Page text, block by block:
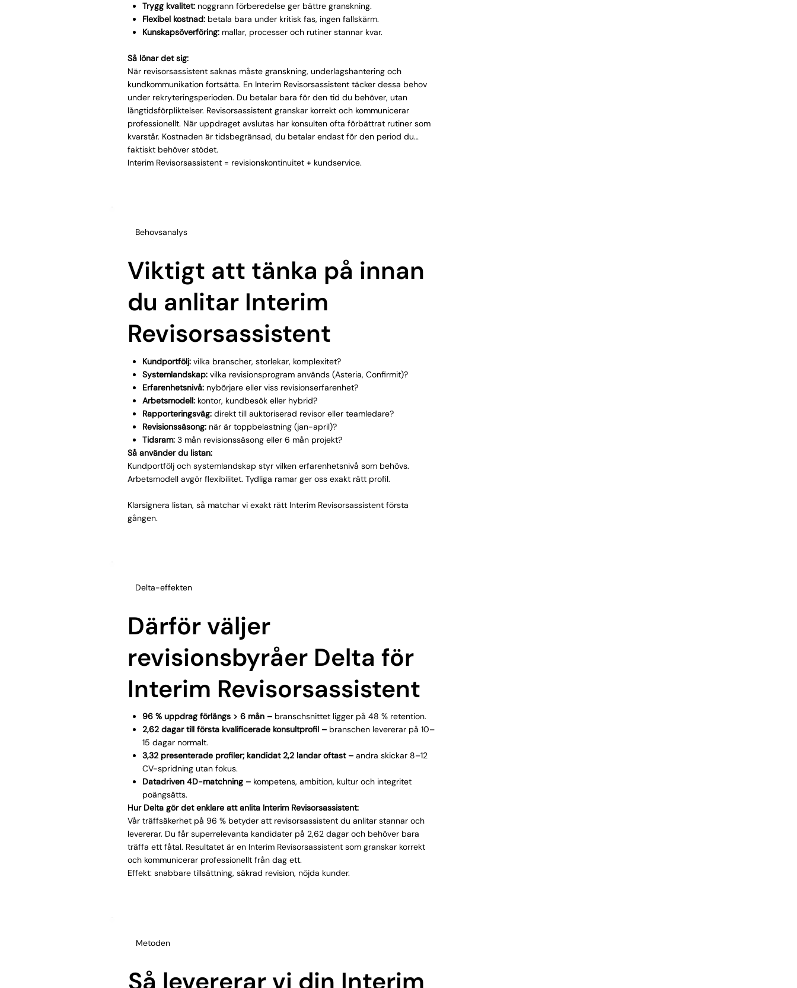
Trygg kvalitet: noggrann förberedelse ger bättre granskning.
Flexibel kostnad: betala bara under kritisk fas, ingen fallskärm.
Kunskapsöverföring: mallar, processer och rutiner stannar kvar.
Så lönar det sig:
När revisorsassistent saknas måste granskning, underlagshantering och
kundkommunikation fortsätta. En Interim Revisorsassistent täcker dessa behov
under rekryteringsperioden. Du betalar bara för den tid du behöver, utan
långtidsförpliktelser. Revisorsassistent granskar korrekt och kommunicerar
professionellt. När uppdraget avslutas har konsulten ofta förbättrat rutiner som
kvarstår. Kostnaden är tidsbegränsad, du betalar endast för den period du
faktiskt behöver stödet.
Interim Revisorsassistent = revisionskontinuitet + kundservice.
Behovsanalys
Viktigt att tänka på innan
du anlitar Interim
Revisorsassistent
Kundportfölj: vilka branscher, storlekar, komplexitet?
Systemlandskap: vilka revisionsprogram används (Asteria, Confirmit)?
Erfarenhetsnivå: nybörjare eller viss revisionserfarenhet?
Arbetsmodell: kontor, kundbesök eller hybrid?
Rapporteringsväg: direkt till auktoriserad revisor eller teamledare?
Revisionssäsong: när är toppbelastning (jan-april)?
Tidsram: 3 mån revisionssäsong eller 6 mån projekt?
Så använder du listan:
Kundportfölj och systemlandskap styr vilken erfarenhetsnivå som behövs.
Arbetsmodell avgör flexibilitet. Tydliga ramar ger oss exakt rätt profil.
Klarsignera listan, så matchar vi exakt rätt Interim Revisorsassistent första
gången.
Delta-effekten
Därför väljer
revisionsbyråer Delta för
Interim Revisorsassistent
96 % uppdrag förlängs > 6 mån – branschsnittet ligger på 48 % retention.
2,62 dagar till första kvalificerade konsultprofil – branschen levererar på 10–
15 dagar normalt.
3,32 presenterade profiler; kandidat 2,2 landar oftast – andra skickar 8–12
CV-spridning utan fokus.
Datadriven 4D-matchning – kompetens, ambition, kultur och integritet
poängsätts.
Hur Delta gör det enklare att anlita Interim Revisorsassistent:
Vår träffsäkerhet på 96 % betyder att revisorsassistent du anlitar stannar och
levererar. Du får superrelevanta kandidater på 2,62 dagar och behöver bara
träffa ett fåtal. Resultatet är en Interim Revisorsassistent som granskar korrekt
och kommunicerar professionellt från dag ett.
Effekt: snabbare tillsättning, säkrad revision, nöjda kunder.
Metoden
Så levererar vi din Interim